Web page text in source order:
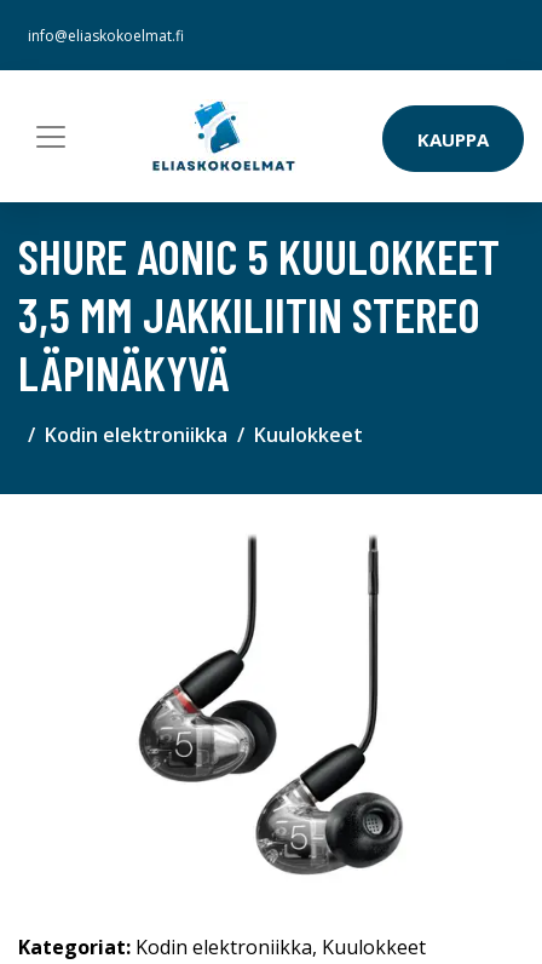
info@eliaskokoelmat.fi
KAUPPA
SHURE AONIC 5 KUULOKKEET
3,5 MM JAKKILIITIN STEREO
LÄPINÄKYVÄ
Kodin elektroniikka Kuulokkeet
Kategoriat: Kodin elektroniikka, Kuulokkeet